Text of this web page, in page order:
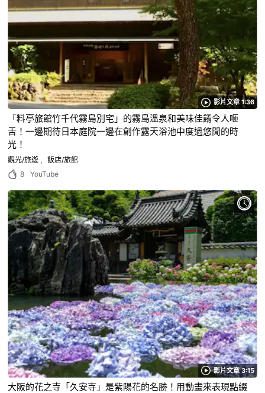
影片文章 1:36
「料亭旅館竹千代霧島別宅」的霧島溫泉和美味佳餚令人咂
舌！一邊期待日本庭院一邊在創作露天浴池中度過悠閒的時
光！
觀光/旅遊
飯店/旅館
8
YouTube
影片文章 3:15
大阪的花之寺「久安寺」是紫陽花的名勝！用動畫來表現點綴